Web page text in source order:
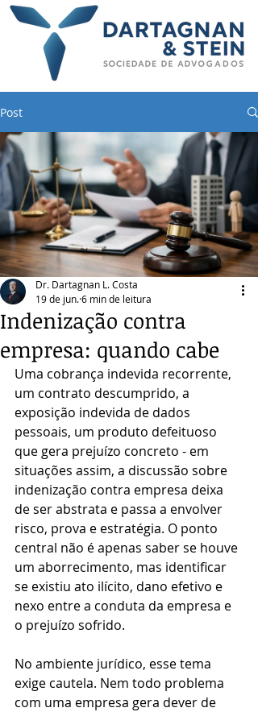
Post
Indenização contra
empresa: quando cabe
Dr. Dartagnan L. Costa
19 de jun.6 min de leitura
Uma cobrança indevida recorrente,
um contrato descumprido, a
exposição indevida de dados
pessoais, um produto defeituoso
que gera prejuízo concreto - em
situações assim, a discussão sobre
indenização contra empresa deixa
de ser abstrata e passa a envolver
risco, prova e estratégia. O ponto
central não é apenas saber se houve
um aborrecimento, mas identificar
se existiu ato ilícito, dano efetivo e
nexo entre a conduta da empresa e
o prejuízo sofrido.
No ambiente jurídico, esse tema
exige cautela. Nem todo problema
com uma empresa gera dever de